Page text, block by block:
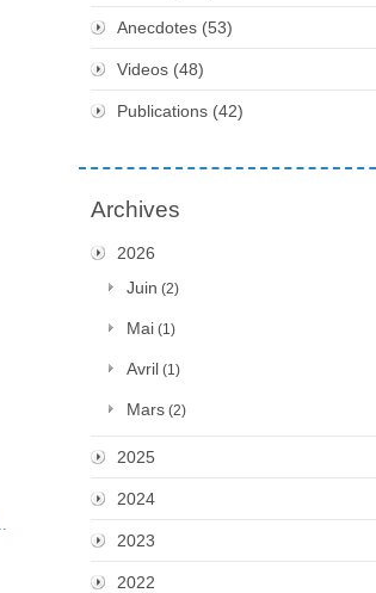
Anecdotes (53)
Videos (48)
Publications (42)
Archives
2026
Juin (2)
Mai (1)
Avril (1)
Mars (2)
2025
2024
2023
2022